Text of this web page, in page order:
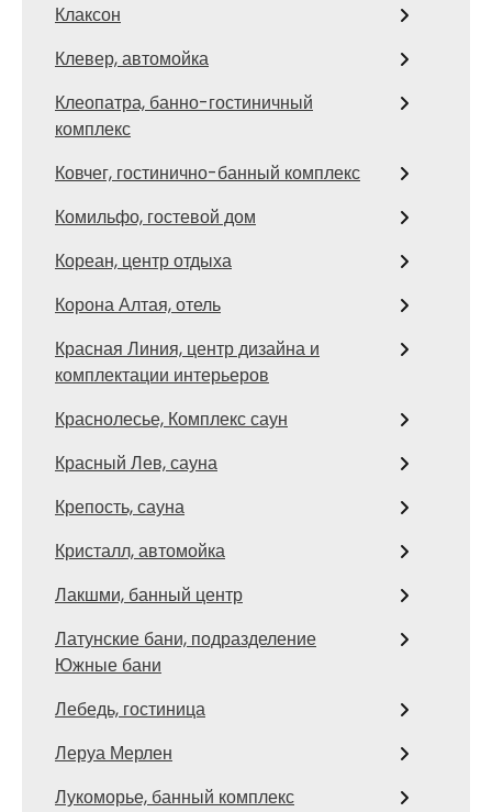
Клаксон
Клевер, автомойка
Клеопатра, банно-гостиничный
комплекс
Ковчег, гостинично-банный комплекс
Комильфо, гостевой дом
Кореан, центр отдыха
Корона Алтая, отель
Красная Линия, центр дизайна и
комплектации интерьеров
Краснолесье, Комплекс саун
Красный Лев, сауна
Крепость, сауна
Кристалл, автомойка
Лакшми, банный центр
Латунские бани, подразделение
Южные бани
Лебедь, гостиница
Леруа Мерлен
Лукоморье, банный комплекс